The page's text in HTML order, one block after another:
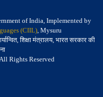
of India, Implemented by
(CIIL), Mysuru
शिक्षा मंत्रालय, भारत सरकार की
Rights Reserved